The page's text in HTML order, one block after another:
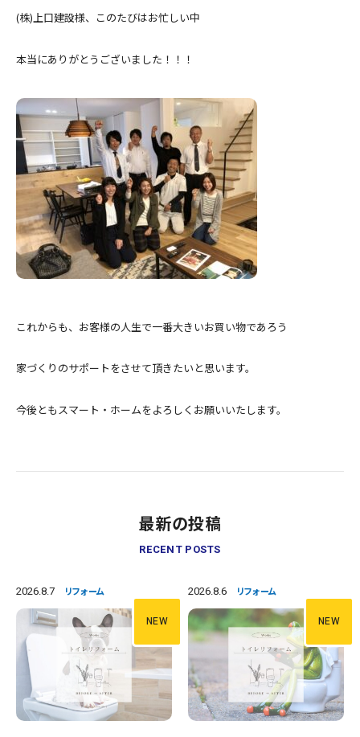
(株)上口建設様、このたびはお忙しい中
本当にありがとうございました！！！
これからも、お客様の人生で一番大きいお買い物であろう
家づくりのサポートをさせて頂きたいと思います。
今後ともスマート・ホームをよろしくお願いいたします。
最新の投稿
RECENT POSTS
2026.8.7 リフォーム
NEW
2026.8.6 リフォーム
NEW